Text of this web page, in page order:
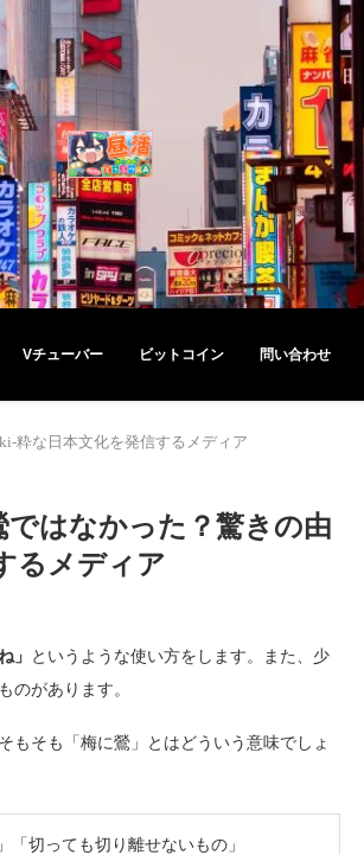
Vチューバー ビットコイン 問い合わせ
粋な日本文化を発信するメディア
ではなかった？驚きの由
るメディア
」 というような使い方をします。また、少
のがあります。
もそも「梅に鶯」とはどういう意味でしょ
「切っても切り離せないもの」